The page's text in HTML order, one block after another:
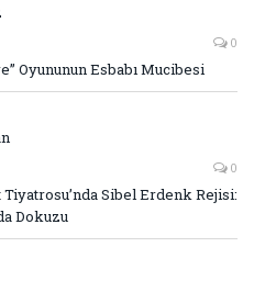
0
Oyununun Esbabı Mucibesi
0
Sibel Erdenk Rejisi:
Dokuzu